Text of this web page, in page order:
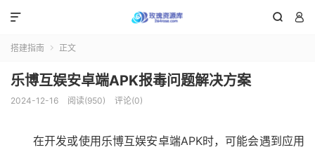
 

搭建指南  正文
乐博互娱安卓端APK报毒问题解决方案
2024-12-16 阅读(950) 评论(0)
在开发或使用乐博互娱安卓端APK时，可能会遇到应用